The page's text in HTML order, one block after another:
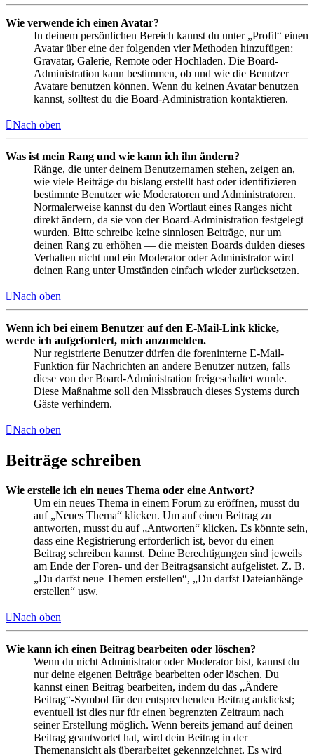
Wie verwende ich einen Avatar?
In deinem persönlichen Bereich kannst du unter „Profil“ einen
Avatar über eine der folgenden vier Methoden hinzufügen:
Gravatar, Galerie, Remote oder Hochladen. Die Board-
Administration kann bestimmen, ob und wie die Benutzer
Avatare benutzen können. Wenn du keinen Avatar benutzen
kannst, solltest du die Board-Administration kontaktieren.
Nach oben
Was ist mein Rang und wie kann ich ihn ändern?
Ränge, die unter deinem Benutzernamen stehen, zeigen an,
wie viele Beiträge du bislang erstellt hast oder identifizieren
bestimmte Benutzer wie Moderatoren und Administratoren.
Normalerweise kannst du den Wortlaut eines Ranges nicht
direkt ändern, da sie von der Board-Administration festgelegt
wurden. Bitte schreibe keine sinnlosen Beiträge, nur um
deinen Rang zu erhöhen — die meisten Boards dulden dieses
Verhalten nicht und ein Moderator oder Administrator wird
deinen Rang unter Umständen einfach wieder zurücksetzen.
Nach oben
Wenn ich bei einem Benutzer auf den E-Mail-Link klicke,
werde ich aufgefordert, mich anzumelden.
Nur registrierte Benutzer dürfen die foreninterne E-Mail-
Funktion für Nachrichten an andere Benutzer nutzen, falls
diese von der Board-Administration freigeschaltet wurde.
Diese Maßnahme soll den Missbrauch dieses Systems durch
Gäste verhindern.
Nach oben
Beiträge schreiben
Wie erstelle ich ein neues Thema oder eine Antwort?
Um ein neues Thema in einem Forum zu eröffnen, musst du
auf „Neues Thema“ klicken. Um auf einen Beitrag zu
antworten, musst du auf „Antworten“ klicken. Es könnte sein,
dass eine Registrierung erforderlich ist, bevor du einen
Beitrag schreiben kannst. Deine Berechtigungen sind jeweils
am Ende der Foren- und der Beitragsansicht aufgelistet. Z. B.
„Du darfst neue Themen erstellen“, „Du darfst Dateianhänge
erstellen“ usw.
Nach oben
Wie kann ich einen Beitrag bearbeiten oder löschen?
Wenn du nicht Administrator oder Moderator bist, kannst du
nur deine eigenen Beiträge bearbeiten oder löschen. Du
kannst einen Beitrag bearbeiten, indem du das „Ändere
Beitrag“-Symbol für den entsprechenden Beitrag anklickst;
eventuell ist dies nur für einen begrenzten Zeitraum nach
seiner Erstellung möglich. Wenn bereits jemand auf deinen
Beitrag geantwortet hat, wird dein Beitrag in der
Themenansicht als überarbeitet gekennzeichnet. Es wird